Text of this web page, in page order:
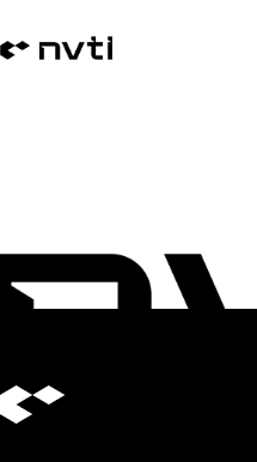
compliance